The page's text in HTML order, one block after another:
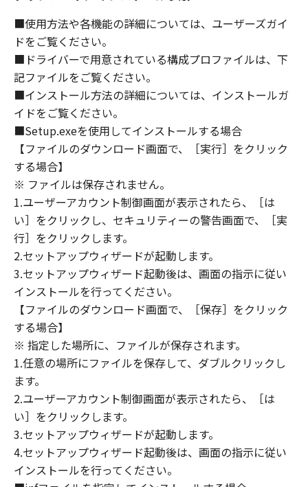
６．サポートおよびアップデート
キヤノン、キヤノンの子会社、関係会社、それ
らの販売代理店および販売店、並びにキヤノン
のライセンサーは、お客様による「本ソフトウ
ェア」の使用を支援すること、および「本ソフ
トウェア」に対してアップデート、バグの修正
あるいはサポートを行うことについて、いかな
る責任も負うものではありません。
７．保証の否認・免責
(1) 「本ソフトウェア」は、『現状のまま』の
状態で使用許諾されます。キヤノン、キヤノン
のライセンサー、キヤノンの子会社、キヤノン
の関連会社、それらの販売代理店または販売店
のいずれも、「本ソフトウェア」に関して、商
品性および特定の目的への適合性の保証を含
め、いかなる保証も、明示たると黙示たるとを
問わず一切しないものとします。
(2) キヤノン、キヤノンのライセンサー、キヤノ
ンの子会社、キヤノンの関連会社、それらの販
売代理店または販売店のいずれも、「本ソフト
ウェア」の使用または使用不能から生ずるいか
は付随的な損害を含むがこれらに限定されない
全ての損害を言います。）について、適用法で
認められる限り、一切の責任を負わないものと
します。たとえ、キヤノン、キヤノンのライセ
ンサー、キヤノンの子会社、キヤノンの関連会
社、それらの販売代理店または販売店がかかる
■使用方法や各機能の詳細については、ユーザーズガイ
ドをご覧ください。
■ドライバーで用意されている構成プロファイルは、下
記ファイルをご覧ください。
■インストール方法の詳細については、インストールガ
イドをご覧ください。
■Setup.exeを使用してインストールする場合
【ファイルのダウンロード画面で、［実行］をクリック
する場合】
※ ファイルは保存されません。
1.ユーザーアカウント制御画面が表示されたら、［は
い］をクリックし、セキュリティーの警告画面で、［実
行］をクリックします。
2.セットアップウィザードが起動します。
3.セットアップウィザード起動後は、画面の指示に従い
インストールを行ってください。
【ファイルのダウンロード画面で、［保存］をクリック
する場合】
※ 指定した場所に、ファイルが保存されます。
1.任意の場所にファイルを保存して、ダブルクリックし
ます。
2.ユーザーアカウント制御画面が表示されたら、［は
い］をクリックします。
3.セットアップウィザードが起動します。
4.セットアップウィザード起動後は、画面の指示に従い
インストールを行ってください。